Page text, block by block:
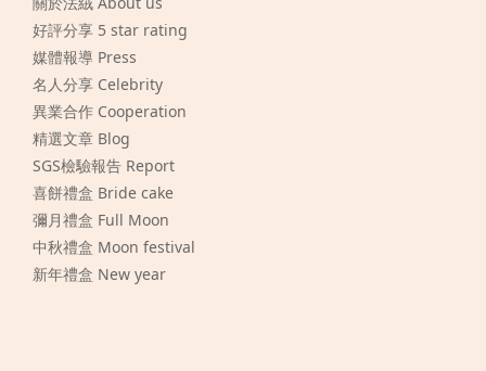
好評分享 5 star rating
媒體報導 Press
名人分享 Celebrity
異業合作 Cooperation
精選文章 Blog
SGS檢驗報告 Report
喜餅禮盒 Bride cake
彌月禮盒 Full Moon
中秋禮盒 Moon festival
新年禮盒 New year